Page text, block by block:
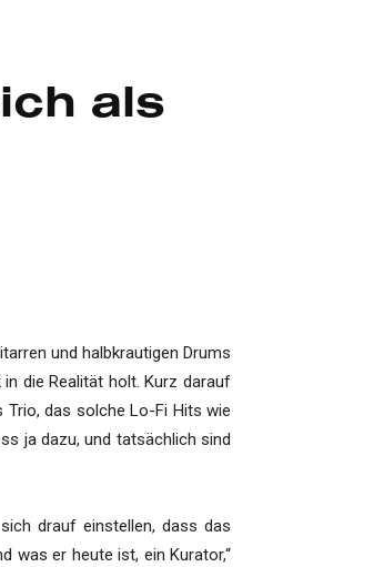
als
und halbkrautigen Drums
die Realität holt. Kurz darauf
das solche Lo-Fi Hits wie
ja dazu, und tatsächlich sind
drauf einstellen, dass das
was er heute ist, ein Kurator,“